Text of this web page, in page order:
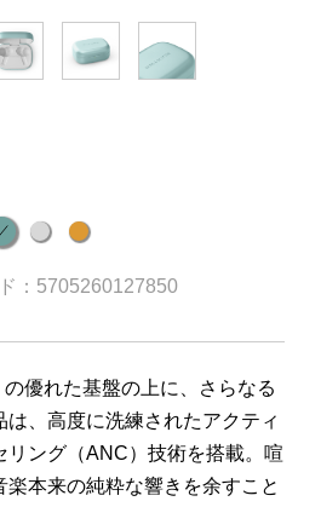
：5705260127850
優れた基盤の上に、さらなる
、高度に洗練されたアクティ
リング（ANC）技術を搭載。喧
本来の純粋な響きを余すこと